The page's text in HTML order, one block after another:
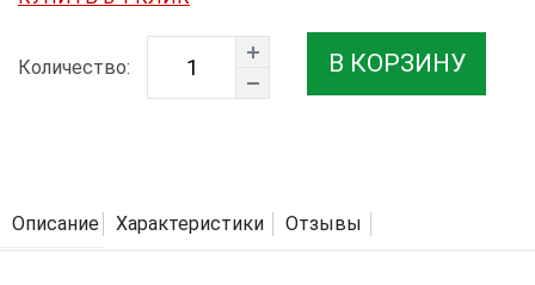
Количество: В КОРЗИНУ
Описание Характеристики Отзывы